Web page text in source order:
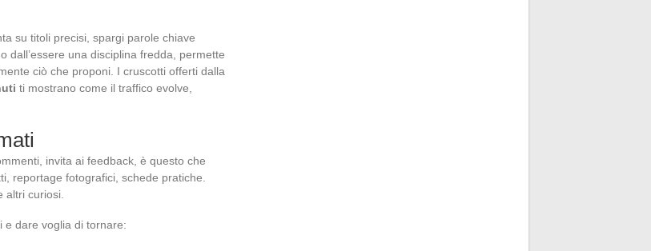
su titoli precisi, spargi parole chiave
dall’essere una disciplina fredda, permette
ciò che proponi. I cruscotti offerti dalla
ti mostrano come il traffico evolve,
invita ai feedback, è questo che
reportage fotografici, schede pratiche.
altri curiosi.
e dare voglia di tornare: